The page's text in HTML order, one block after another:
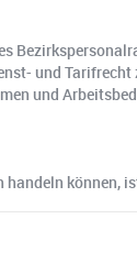
und
und
handeln können,